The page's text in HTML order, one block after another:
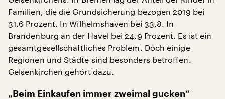
Familien, die die Grundsicherung bezogen 2019 bei
31,6 Prozent. In Wilhelmshaven bei 33,8. In
Brandenburg an der Havel bei 24,9 Prozent. Es ist ein
gesamtgesellschaftliches Problem. Doch einige
Regionen und Städte sind besonders betroffen.
Gelsenkirchen gehört dazu.
„Beim Einkaufen immer zweimal gucken“